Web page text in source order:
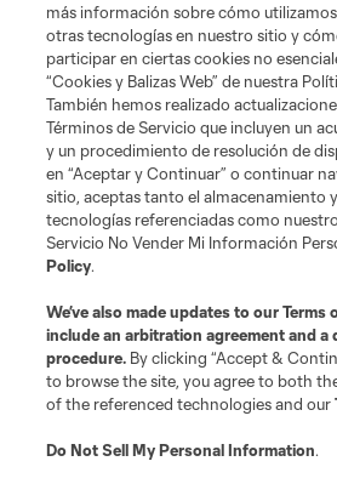
MLS
Legal
Do Not Sell or Share My Personal Information
©2026 MLS. The Major League Soccer and
registered trademarks of Major League Soccer,
and logos of MLS teams are registered and/or
MLS or are used with the permission of their
más información sobre cómo
otras tecnologías en nuestro sitio y
participar en ciertas cookies no
“Cookies y Balizas Web” de nuestra
También hemos realizado
Términos de Servicio que incluyen un
y un procedimiento de resolución de
en “Aceptar y Continuar” o continuar
sitio, aceptas tanto el almacenamiento
tecnologías referenciadas como
Servicio No Vender Mi Información
Policy.
We’ve also made updates to ourTerms
include an arbitration agreement and a
procedure. By clicking “Accept &
to browse the site, you agree to both
of the referenced technologies and our
Do Not Sell My Personal Information.